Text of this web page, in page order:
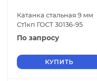
Катанка стальная 9 мм
Ст1кп ГОСТ 30136-95
По запросу
КУПИТЬ